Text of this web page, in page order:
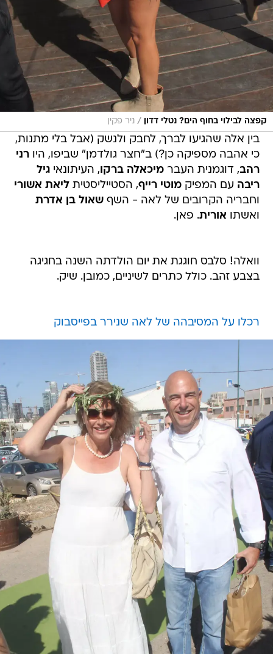
קפצה לבילוי בחוף הים? נטלי דדון / ניר פקין
בין אלה שהגיעו לברך, לחבק ולנשק (אבל בלי מתנות,
כי אהבה מספיקה כן?) ב"חצר גולדמן" שביפו, היורני
רהב, דוגמנית העברמיכאלה ברקו, העיתונאיגיל
ריבה עם המפיקמוטי רייף, הסטייליסטיתליאת אשורי
וחבריה הקרובים של לאה - השףשאול בן אדרת
ואשתו אורית. פאן.
וואלה! סלבס חוגגת את יום הולדתה השנה בחגיגה
בצבע זהב. כולל כתרים לשיניים, כמובן. שיק.
רכלו על המסיבהה של לאה שנירר בפייסבוק